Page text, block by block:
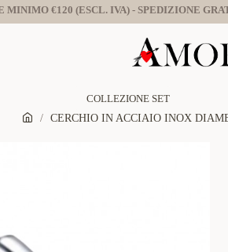
MINIMO €120 (ESCL. IVA) - SPEDIZIONE
COLLEZIONE SET
CERCHIO IN ACCIAIO INOX